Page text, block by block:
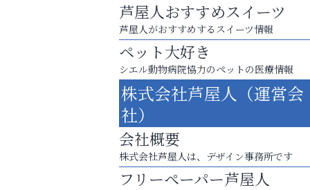
スマホは何時間までなら大丈夫？ ～スマホ
に知っておきたい子どもの近視対策～
おそうじ本舗芦屋東
芦屋人おすすめスイーツ
芦屋人がおすすめするスイーツ情報
ペット大好き
シエル動物病院協力のペットの医療情報
株式会社芦屋人（運営会
社）
会社概要
株式会社芦屋人は、デザイン事務所です
フリーペーパー芦屋人